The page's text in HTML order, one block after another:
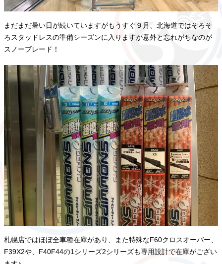
まだまだ暑い日が続いていますがもうすぐ９月、北海道ではそろそ
ろスタッドレスの準備シーズンに入りますが意外と忘れがちなのが
スノーブレード！
札幌店ではほぼ全車種在庫があり、また特殊なF60クロスオーバー、
F39X2や、F40F44の1シリーズ2シリーズも専用設計で在庫がござい